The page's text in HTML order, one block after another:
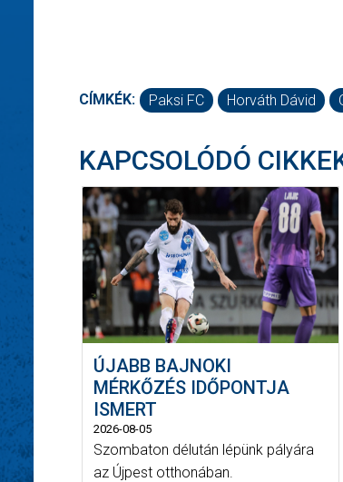
CÍMKÉK: Paksi FC Horváth Dávid
KAPCSOLÓDÓ
ÚJABB BAJNOKI
MÉRKŐZÉS IDŐPONTJA
ISMERT
2026-08-05
Szombaton délután lépünk pályára
az Újpest otthonában.